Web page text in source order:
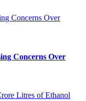
Concerns Over